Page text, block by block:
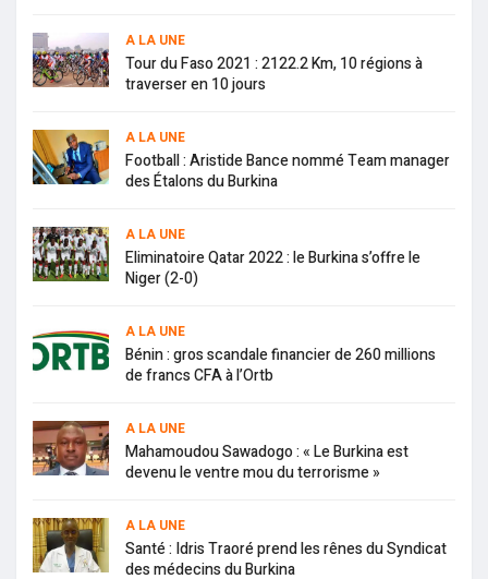
A LA UNE
Tour du Faso 2021 : 2122.2 Km, 10 régions à
traverser en 10 jours
A LA UNE
Football : Aristide Bance nommé Team manager
des Étalons du Burkina
A LA UNE
Eliminatoire Qatar 2022 : le Burkina s’offre le
Niger (2-0)
A LA UNE
Bénin : gros scandale financier de 260 millions
de francs CFA à l’Ortb
A LA UNE
Mahamoudou Sawadogo : « Le Burkina est
devenu le ventre mou du terrorisme »
A LA UNE
Santé : Idris Traoré prend les rênes du Syndicat
des médecins du Burkina